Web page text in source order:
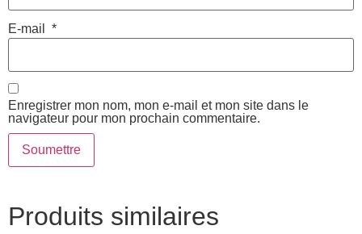
E-mail *
Enregistrer mon nom, mon e-mail et mon site dans le
navigateur pour mon prochain commentaire.
Produits similaires